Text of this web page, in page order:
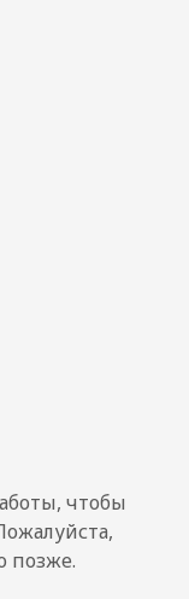
чтобы
позже.